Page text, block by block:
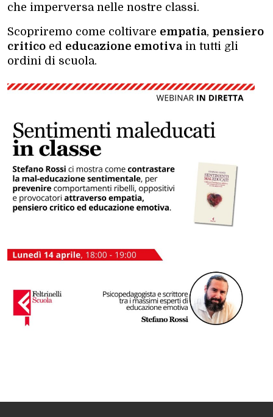
che imperversa nelle nostre classi.
Scopriremo come coltivare empatia, pensiero
critico ed educazione emotiva in tutti gli
ordini di scuola.